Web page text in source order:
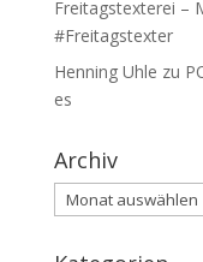
Freitagstexterei –
#Freitagstexter
Henning Uhle zu
es
Archiv
Archiv